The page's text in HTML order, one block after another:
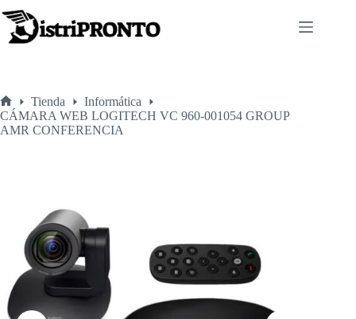
al
contenido
Inicio
Tienda
Informática
CÁMARA WEB LOGITECH VC 960-001054 GROUP
AMR CONFERENCIA